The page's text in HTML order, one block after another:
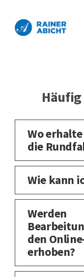
Inhalt
springen
Wo
die
Wie kann
Werden
den
erhoben?